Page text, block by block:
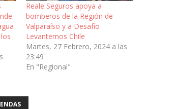
Reale Seguros apoya a
bomberos de la Región de
Valparaíso y a Desafío
Levantemos Chile
Martes, 27 Febrero, 2024 a las
23:49
En "Regional"